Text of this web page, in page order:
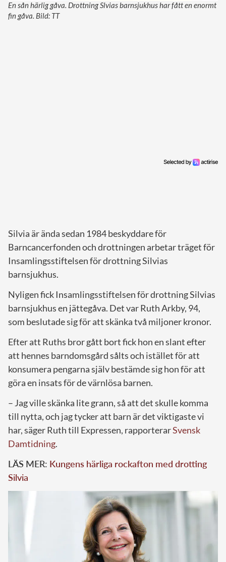
En sån härlig gåva. Drottning Slvias barnsjukhus har fått en enormt
fin gåva. Bild: TT
Silvia är ända sedan 1984 beskyddare för
Barncancerfonden och drottningen arbetar träget för
Insamlingsstiftelsen för drottning Silvias
barnsjukhus.
Nyligen fick Insamlingsstiftelsen för drottning Silvias
barnsjukhus en jättegåva. Det var Ruth Arkby, 94,
som beslutade sig för att skänka två miljoner kronor.
Efter att Ruths bror gått bort fick hon en slant efter
att hennes barndomsgård sålts och istället för att
konsumera pengarna själv bestämde sig hon för att
göra en insats för de värnlösa barnen.
– Jag ville skänka lite grann, så att det skulle komma
till nytta, och jag tycker att barn är det viktigaste vi
har, säger Ruth till Expressen, rapporterarSvensk
Damtidning.
LÄS MER: Kungens härliga rockafton med drotting
Silvia